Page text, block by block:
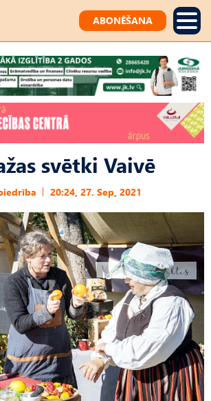
ABONĒŠANA
svētki Vaivē
20:24, 27. Sep, 2021